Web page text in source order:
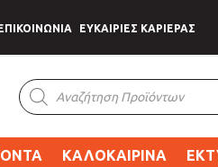
ΕΥΚΑΙΡΙΕΣ ΚΑΡΙΕΡΑΣ
Products
search
ΚΑΛΟΚΑΙΡΙΝΑ